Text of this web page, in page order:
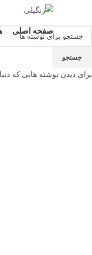
صفحه اصلی
جستجو
برای دیدن نوشته هایی که